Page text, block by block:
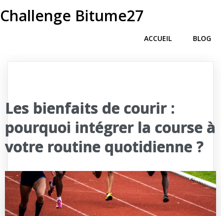
Challenge Bitume27
ACCUEIL BLOG
Les bienfaits de courir :
pourquoi intégrer la course à
votre routine quotidienne ?